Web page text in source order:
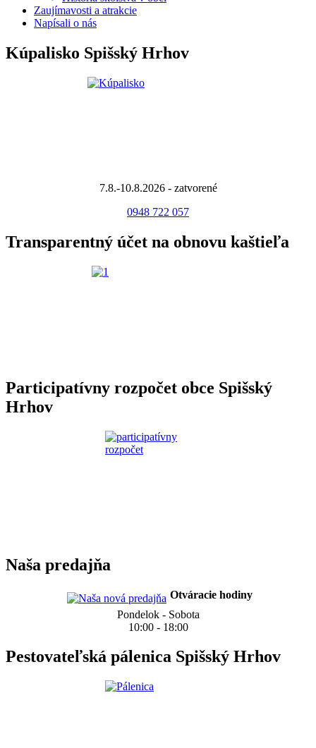
Zaujímavosti a atrakcie
Napísali o nás
Kúpalisko Spišský Hrhov
7.8.-10.8.2026 - zatvorené
0948 722 057
Transparentný účet na obnovu kaštieľa
Participatívny rozpočet obce Spišský
Hrhov
Naša predajňa
Otváracie hodiny
Pondelok - Sobota
10:00 - 18:00
Pestovateľská pálenica Spišský Hrhov